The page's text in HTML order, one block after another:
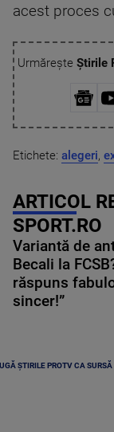
acest proces
Urmărește Știrile
Etichete: alegeri,
ARTICOL
SPORT.RO
Variantă de
Becali la
răspuns
sincer!”
ȘTIRILE PROTV CA SURSĂ